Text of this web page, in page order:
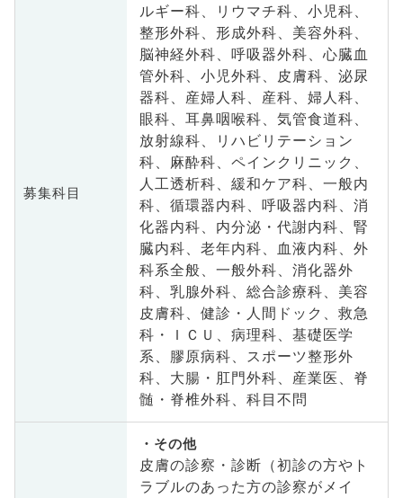
募集科目
ルギー科、リウマチ科、小児科、
整形外科、形成外科、美容外科、
脳神経外科、呼吸器外科、心臓血
管外科、小児外科、皮膚科、泌尿
器科、産婦人科、産科、婦人科、
眼科、耳鼻咽喉科、気管食道科、
放射線科、リハビリテーション
科、麻酔科、ペインクリニック、
人工透析科、緩和ケア科、一般内
科、循環器内科、呼吸器内科、消
化器内科、内分泌・代謝内科、腎
臓内科、老年内科、血液内科、外
科系全般、一般外科、消化器外
科、乳腺外科、総合診療科、美容
皮膚科、健診・人間ドック、救急
科・ＩＣＵ、病理科、基礎医学
系、膠原病科、スポーツ整形外
科、大腸・肛門外科、産業医、脊
髄・脊椎外科、科目不問
その他
皮膚の診察・診断（初診の方やト
ラブルのあった方の診察がメイ